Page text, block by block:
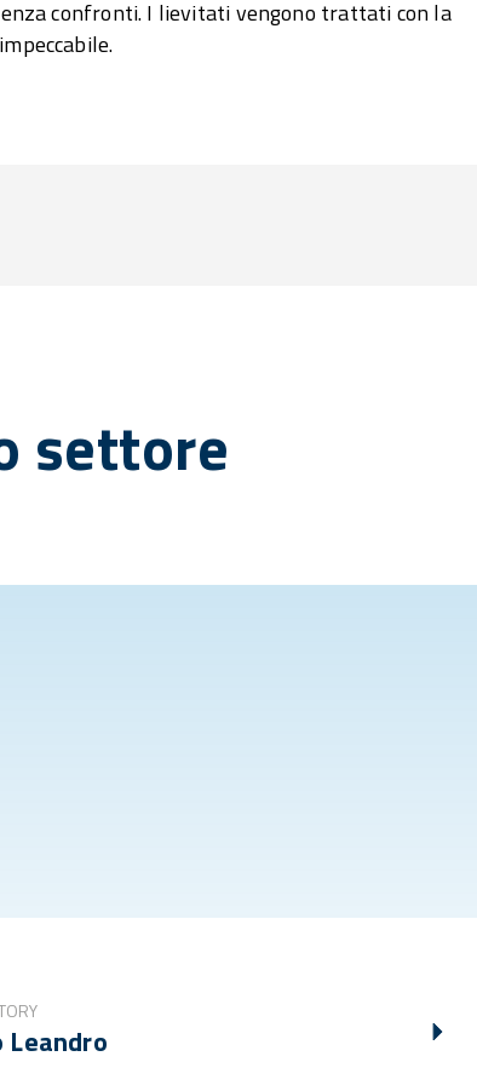
confronti. I lievitati vengono trattati con la
settore
Leandro